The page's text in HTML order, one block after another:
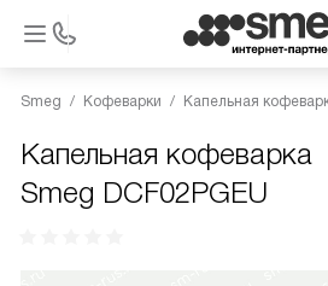
Smeg Кофеварки Капельная
Капельная кофеварка
Smeg DCF02PGEU